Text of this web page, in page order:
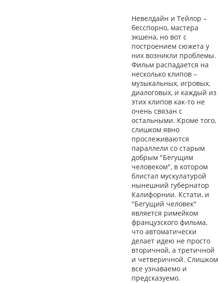
Невелдайн и Тейлор –
бесспорно, мастера
экшена, но вот с
построением сюжета у
них возникли проблемы.
Фильм распадается на
несколько клипов –
музыкальных, игровых,
диалоговых, и каждый из
этих клипов как-то не
очень связан с
остальными. Кроме того,
слишком явно
прослеживаются
параллели со старым
добрым "Бегущим
человеком", в котором
блистал мускулатурой
нынешний губернатор
Калифорнии. Кстати, и
"Бегущий человек"
является римейком
французского фильма,
что автоматически
делает идею не просто
вторичной, а третичной
и четверичной. Слишком
все узнаваемо и
предсказуемо.